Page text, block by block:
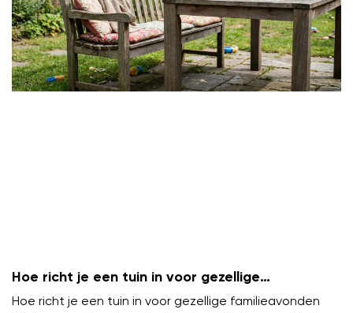
Hoe richt je een tuin in voor gezellige
familieavonden?
Hoe richt je een tuin in voor gezellige familieavonden